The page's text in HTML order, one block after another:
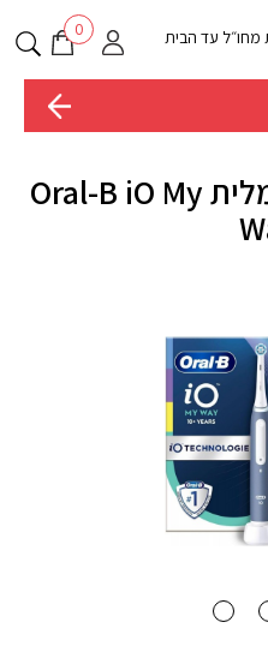
מחו״ל עד הבית 0
מברשת שיניים חשמלית Oral-B iO My